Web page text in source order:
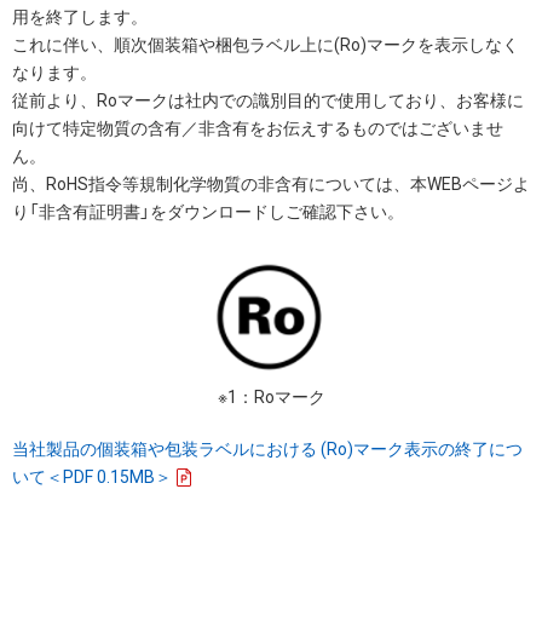
用を終了します。
これに伴い、順次個装箱や梱包ラベル上に(Ro)マークを表示しなく
なります。
従前より、Roマークは社内での識別目的で使用しており、お客様に
向けて特定物質の含有／非含有をお伝えするものではございませ
ん。
尚、RoHS指令等規制化学物質の非含有については、本WEBページよ
り「非含有証明書」をダウンロードしご確認下さい。
※1：Roマーク
当社製品の個装箱や包装ラベルにおける (Ro)マーク表示の終了につ
いて＜PDF 0.15MB＞